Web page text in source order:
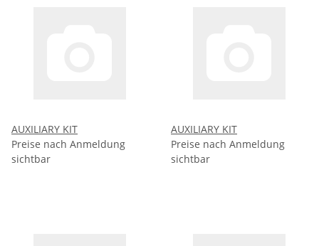
AUXILIARY KIT
Preise nach Anmeldung
sichtbar
AUXILIARY KIT
Preise nach Anmeldung
sichtbar